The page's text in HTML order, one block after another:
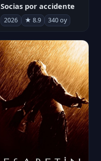
Socias por accidente
2026 ★ 8.9 340 oy